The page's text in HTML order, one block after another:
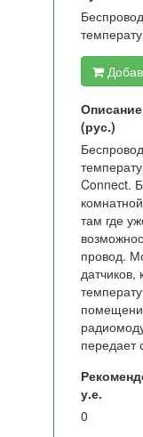
(рус.)
Connect.
там где
провод.
датчиков,
передает
у.е.
0